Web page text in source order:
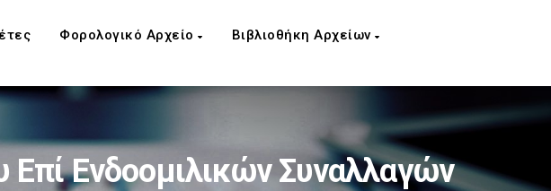
Φορολογικό Αρχείο Βιβλιοθήκη Αρχείων
Ενδοομιλικών Συναλλαγών